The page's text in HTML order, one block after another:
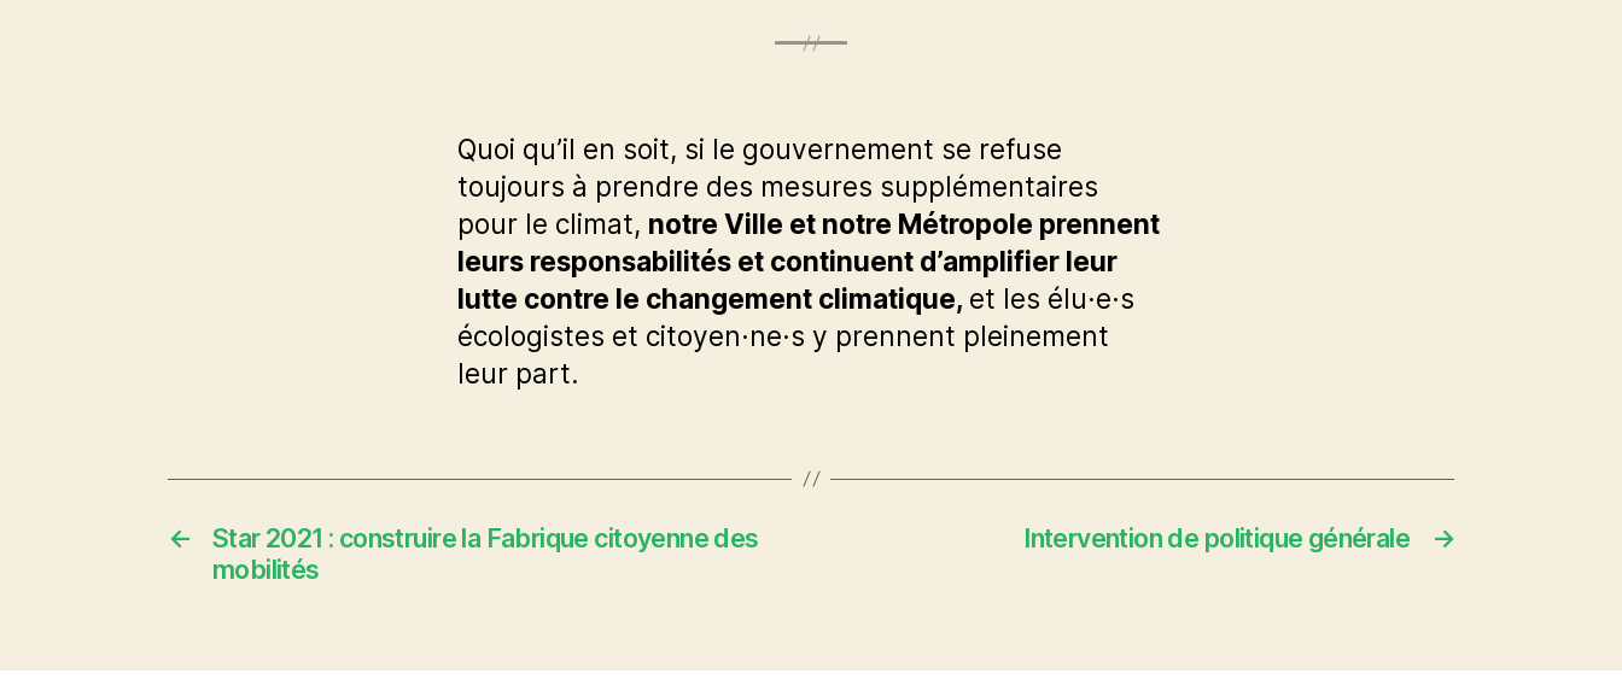
Quoi qu’il en soit, si le gouvernement se refuse
toujours à prendre des mesures supplémentaires
pour le climat, notre Ville et notre Métropole prennent
leurs responsabilités et continuent d’amplifier leur
lutte contre le changement climatique, et les élu·e·s
écologistes et citoyen·ne·s y prennent pleinement
leur part.
←
Star 2021 : construire la Fabrique citoyenne des
mobilités
→
Intervention de politique générale